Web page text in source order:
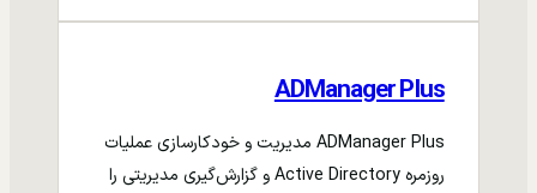
ADManager Plus
ADManager Plus مدیریت و خودکارسازی عملیات
روزمره Active Directory و گزارش‌گیری مدیریتی را